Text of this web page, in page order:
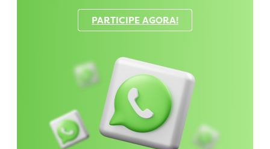
PARTICIPE AGORA!